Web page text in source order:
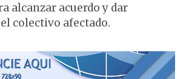
alcanzar acuerdo y dar
colectivo afectado.